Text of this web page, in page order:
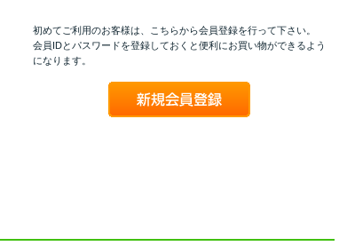
初めてご利用のお客様は、こちらから会員登録を行って下さい。
会員IDとパスワードを登録しておくと便利にお買い物ができるよう
になります。